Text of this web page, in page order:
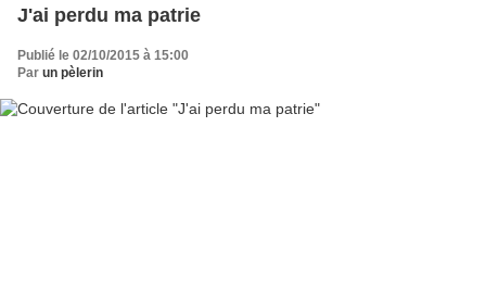
J'ai perdu ma patrie
Publié le 02/10/2015 à 15:00
Par un pèlerin